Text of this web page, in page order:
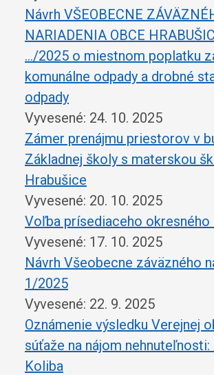
Návrh VŠEOBECNE
NARIADENIA OBCE
…/2025 o miestnom poplatku
komunálne odpady a drobné
odpady
Vyvesené: 24. 10. 2025
Zámer prenájmu priestorov v
Základnej školy s materskou
Hrabušice
Vyvesené: 20. 10. 2025
Voľba prísediaceho okresného
Vyvesené: 17. 10. 2025
Návrh Všeobecne záväzného
1/2025
Vyvesené: 22. 9. 2025
Oznámenie výsledku Verejnej
súťaže na nájom nehnuteľnosti:
Koliba